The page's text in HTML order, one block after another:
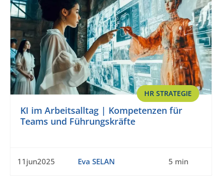
HR STRATEGIE
KI im Arbeitsalltag | Kompetenzen für
Teams und Führungskräfte
11jun2025 Eva SELAN 5 min